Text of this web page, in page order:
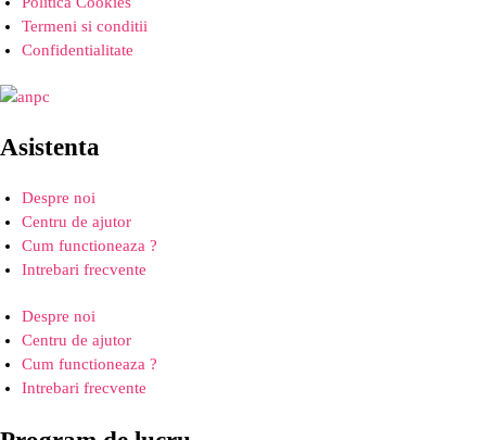
Termeni si conditii
Confidentialitate
Asistenta
Despre noi
Centru de ajutor
Cum functioneaza ?
Intrebari frecvente
Despre noi
Centru de ajutor
Cum functioneaza ?
Intrebari frecvente